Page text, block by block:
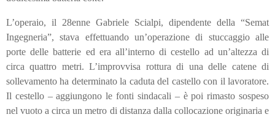
L’operaio, il 28enne Gabriele Scialpi, dipendente della “Semat
Ingegneria”, stava effettuando un’operazione di stuccaggio alle
porte delle batterie ed era all’interno di cestello ad un’altezza di
circa quattro metri. L’improvvisa rottura di una delle catene di
sollevamento ha determinato la caduta del castello con il lavoratore.
Il cestello – aggiungono le fonti sindacali – è poi rimasto sospeso
nel vuoto a circa un metro di distanza dalla collocazione originaria e